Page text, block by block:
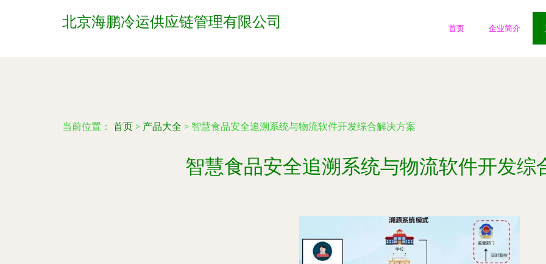
北京海鹏冷运供应链管理有限公司 首页 企业简介
当前位置： 首页 > 产品大全 > 智慧食品安全追溯系统与物流软件开发综合解决方案
智慧食品安全追溯系统与物流软件开发综